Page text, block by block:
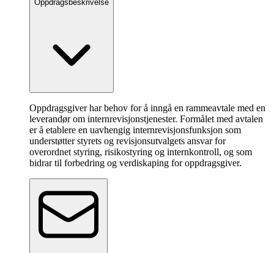
Oppdragsbeskrivelse
Oppdragsgiver har behov for å inngå en rammeavtale med en
leverandør om internrevisjonstjenester. Formålet med avtalen
er å etablere en uavhengig internrevisjonsfunksjon som
understøtter styrets og revisjonsutvalgets ansvar for
overordnet styring, risikostyring og internkontroll, og som
bidrar til forbedring og verdiskaping for oppdragsgiver.